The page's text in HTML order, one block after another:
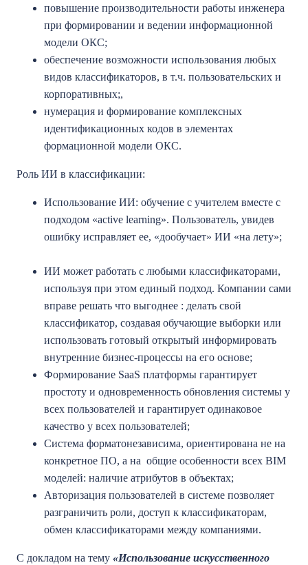
повышение производительности работы инженера
при формировании и ведении информационной
модели ОКС;
обеспечение возможности использования любых
видов классификаторов, в т.ч. пользовательских и
корпоративных;,
нумерация и формирование комплексных
идентификационных кодов в элементах
формационной модели ОКС.
Роль ИИ в классификации:
Использование ИИ: обучение с учителем вместе с
подходом «active learning». Пользователь, увидев
ошибку исправляет ее, «дообучает» ИИ «на лету»;
ИИ может работать с любыми классификаторами,
используя при этом единый подход. Компании сами
вправе решать что выгоднее : делать свой
классификатор, создавая обучающие выборки или
использовать готовый открытый информировать
внутренние бизнес-процессы на его основе;
Формирование SaaS платформы гарантирует
простоту и одновременность обновления системы у
всех пользователей и гарантирует одинаковое
качество у всех пользователей;
Система форматонезависима, ориентирована не на
конкретное ПО, а на общие особенности всех BIM
моделей: наличие атрибутов в объектах;
Авторизация пользователей в системе позволяет
разграничить роли, доступ к классификаторам,
обмен классификаторами между компаниями.
С докладом на тему «Использование искусственного